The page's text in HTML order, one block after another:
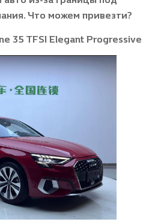
Что можем привезти?
35 TFSI Elegant Progressive